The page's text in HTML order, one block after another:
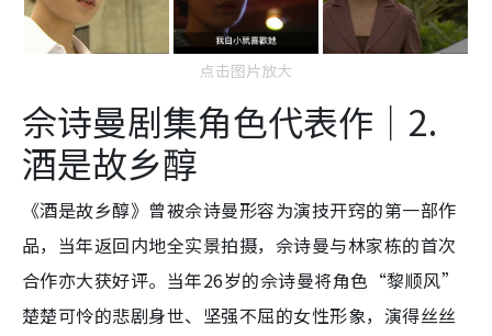
点击图片放大
佘诗曼剧集角色代表作｜2.
酒是故乡醇
《酒是故乡醇》曾被佘诗曼形容为演技开窍的第一部作
品，当年返回内地全实景拍摄，佘诗曼与林家栋的首次
合作亦大获好评。当年26岁的佘诗曼将角色“黎顺风”
楚楚可怜的悲剧身世、坚强不屈的女性形象，演得丝丝